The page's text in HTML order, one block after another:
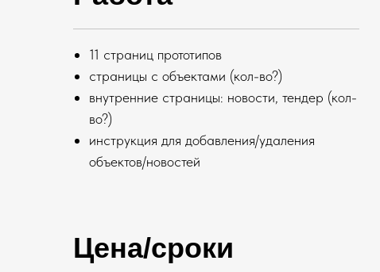
11 страниц прототипов
страницы с объектами (кол-во?)
внутренние страницы: новости, тендер (кол-
во?)
инструкция для добавления/удаления
объектов/новостей
Цена/сроки